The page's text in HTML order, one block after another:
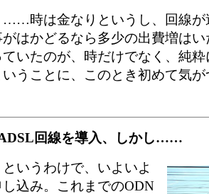
時は金なりというし、回線が
がはかどるなら多少の出費増は
ていたのが、時だけでなく、純
いうことに、このとき初めて気
回線を導入、しかし……
いうわけで、いよいよ
し込み。これまでのODN